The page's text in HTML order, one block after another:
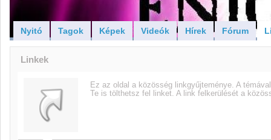
Nyitó Tagok Képek Videók Hírek Fórum
Linkek
Ez az oldal a közösség linkgyűjteménye. A
Te is tölthetsz fel linket. A link felkerülését a